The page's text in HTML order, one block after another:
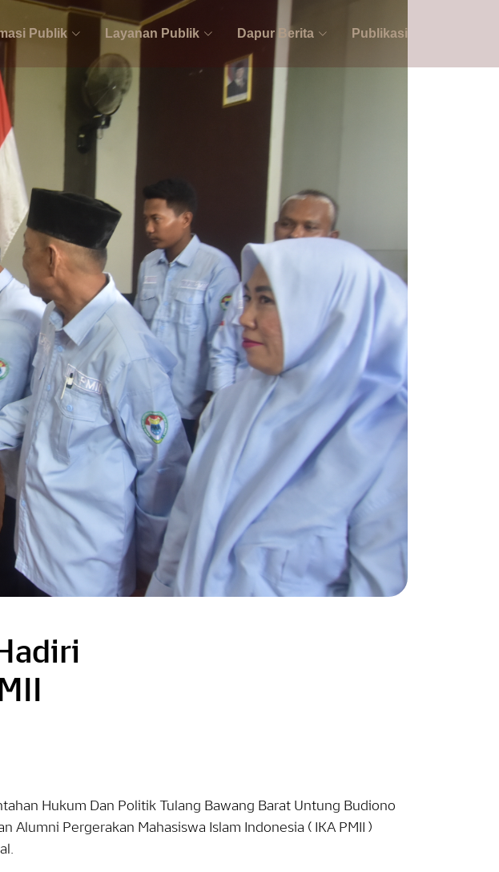
Publik Layanan Publik Dapur Berita Publikasi
Hukum Dan Politik Tulang Bawang Barat Untung Budiono
Alumni Pergerakan Mahasiswa Islam Indonesia ( IKA PMII )